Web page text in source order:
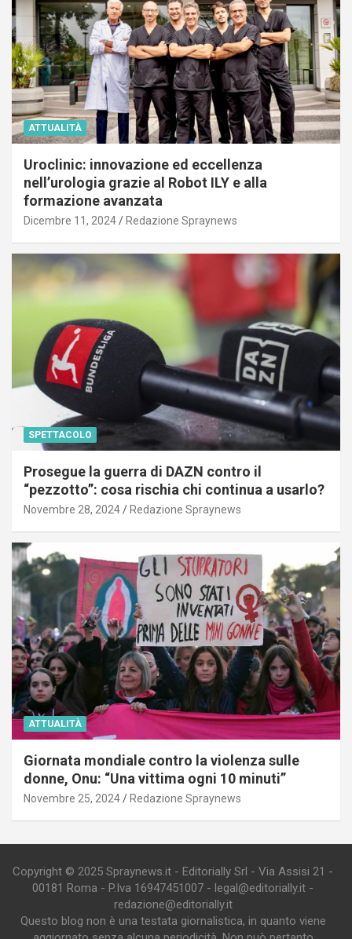
ATTUALITÀ
Uroclinic: innovazione ed eccellenza
nell’urologia grazie al Robot ILY e alla
formazione avanzata
Dicembre 11, 2024 Redazione Spraynews
SPETTACOLO
Prosegue la guerra di DAZN contro il
“pezzotto”: cosa rischia chi continua a usarlo?
Novembre 28, 2024 Redazione Spraynews
ATTUALITÀ
Giornata mondiale contro la violenza sulle
donne, Onu: “Una vittima ogni 10 minuti”
Novembre 25, 2024 Redazione Spraynews
Copyright © 2025 Spraynews.it - Editorially Srl - Via Assisi 21 -
00181 Roma - P.Iva 16947451007 - legal@editorially.it -
redazione@editorially.it
Questo blog non è una testata giornalistica, in quanto viene